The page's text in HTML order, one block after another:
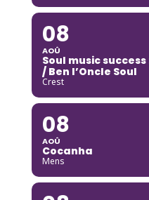
08
AOÛ
Soul music
/ Ben l’Oncle Soul
Crest
08
AOÛ
Cocanha
Mens